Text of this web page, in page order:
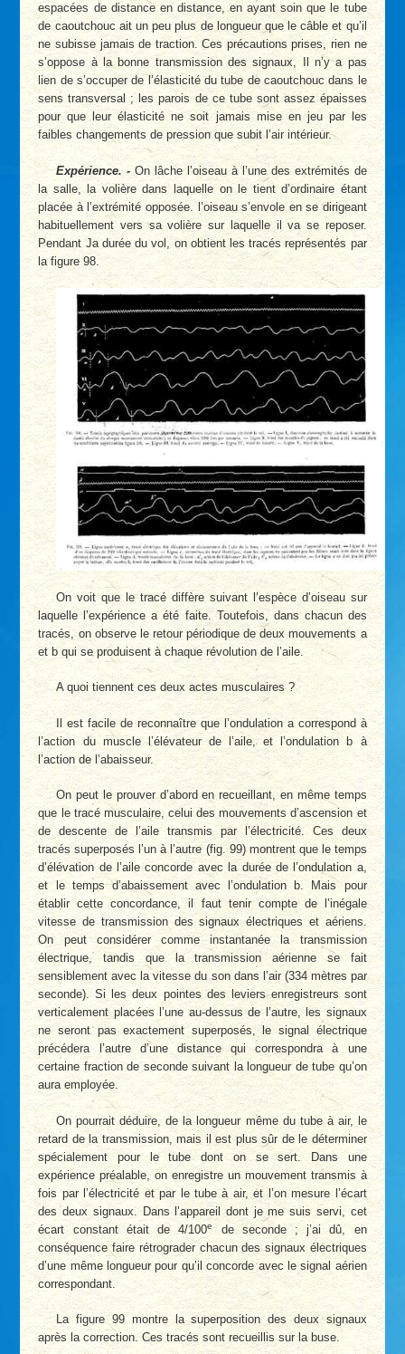
espacées de distance en distance, en ayant soin que le tube
de caoutchouc ait un peu plus de longueur que le câble et qu’il
ne subisse jamais de traction. Ces précautions prises, rien ne
s’oppose à la bonne transmission des signaux, Il n’y a pas
lien de s’occuper de l’élasticité du tube de caoutchouc dans le
sens transversal ; les parois de ce tube sont assez épaisses
pour que leur élasticité ne soit jamais mise en jeu par les
faibles changements de pression que subit l’air intérieur.
Expérience. - On lâche l’oiseau à l’une des extrémités de
la salle, la volière dans laquelle on le tient d’ordinaire étant
placée à l’extrémité opposée. l’oiseau s’envole en se dirigeant
habituellement vers sa volière sur laquelle il va se reposer.
Pendant Ja durée du vol, on obtient les tracés représentés par
la figure 98.
On voit que le tracé diffère suivant l’espèce d’oiseau sur
laquelle l’expérience a été faite. Toutefois, dans chacun des
tracés, on observe le retour périodique de deux mouvements a
et b qui se produisent à chaque révolution de l’aile.
A quoi tiennent ces deux actes musculaires ?
Il est facile de reconnaître que l’ondulation a correspond à
l’action du muscle l’élévateur de l’aile, et l’ondulation b à
l’action de l’abaisseur.
On peut le prouver d’abord en recueillant, en même temps
que le tracé musculaire, celui des mouvements d’ascension et
de descente de l’aile transmis par l’électricité. Ces deux
tracés superposés l’un à l’autre (fig. 99) montrent que le temps
d’élévation de l’aile concorde avec la durée de l’ondulation a,
et le temps d’abaissement avec l’ondulation b. Mais pour
établir cette concordance, il faut tenir compte de l’inégale
vitesse de transmission des signaux électriques et aériens.
On peut considérer comme instantanée la transmission
électrique, tandis que la transmission aérienne se fait
sensiblement avec la vitesse du son dans l’air (334 mètres par
seconde). Si les deux pointes des leviers enregistreurs sont
verticalement placées l’une au-dessus de l’autre, les signaux
ne seront pas exactement superposés, le signal électrique
précédera l’autre d’une distance qui correspondra à une
certaine fraction de seconde suivant la longueur de tube qu’on
aura employée.
On pourrait déduire, de la longueur même du tube à air, le
retard de la transmission, mais il est plus sûr de le déterminer
spécialement pour le tube dont on se sert. Dans une
expérience préalable, on enregistre un mouvement transmis à
fois par l’électricité et par le tube à air, et l’on mesure l’écart
des deux signaux. Dans l’appareil dont je me suis servi, cet
écart constant était de 4/100e de seconde ; j’ai dû, en
conséquence faire rétrograder chacun des signaux électriques
d’une même longueur pour qu’il concorde avec le signal aérien
correspondant.
La figure 99 montre la superposition des deux signaux
après la correction. Ces tracés sont recueillis sur la buse.